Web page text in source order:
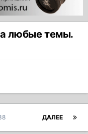
любые темы.
ДАЛЕЕ